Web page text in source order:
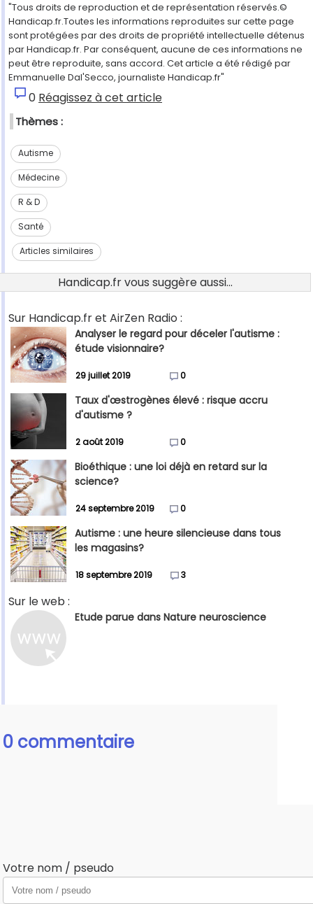
"Tous droits de reproduction et de représentation réservés.©
Handicap.fr.Toutes les informations reproduites sur cette page
sont protégées par des droits de propriété intellectuelle détenus
par Handicap.fr. Par conséquent, aucune de ces informations ne
peut être reproduite, sans accord. Cet article a été rédigé par
Emmanuelle Dal'Secco, journaliste Handicap.fr"
0 Réagissez à cet article
Thèmes :
Autisme
Médecine
R & D
Santé
Articles similaires
Handicap.fr vous suggère aussi...
Sur Handicap.fr et AirZen Radio :
Analyser le regard pour déceler l'autisme :
étude visionnaire?
29 juillet 2019 0
Taux d'œstrogènes élevé : risque accru
d'autisme ?
2 août 2019 0
Bioéthique : une loi déjà en retard sur la
science?
24 septembre 2019 0
Autisme : une heure silencieuse dans tous
les magasins?
18 septembre 2019 3
Sur le web :
Etude parue dans Nature neuroscience
0 commentaire
Votre nom / pseudo